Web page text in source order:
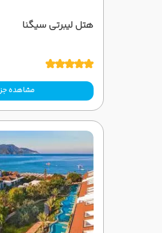
هتل لیبرتی سیگنا
مشاهده